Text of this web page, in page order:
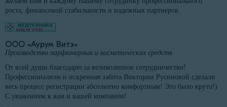
роста, финансовой стабильности и надежных партнеров.
ООО «Аурум Витэ»
Производство парфюмерных и косметических средств
От всей души благодарю за великолепное сотрудничество!
Профессионализм и искренняя забота Виктории Русиновой сделали
весь процесс регистрации абсолютно комфортным! Это было круто!)
С уважением к вам и вашей компании!